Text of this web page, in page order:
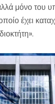
μόνο του
έχει